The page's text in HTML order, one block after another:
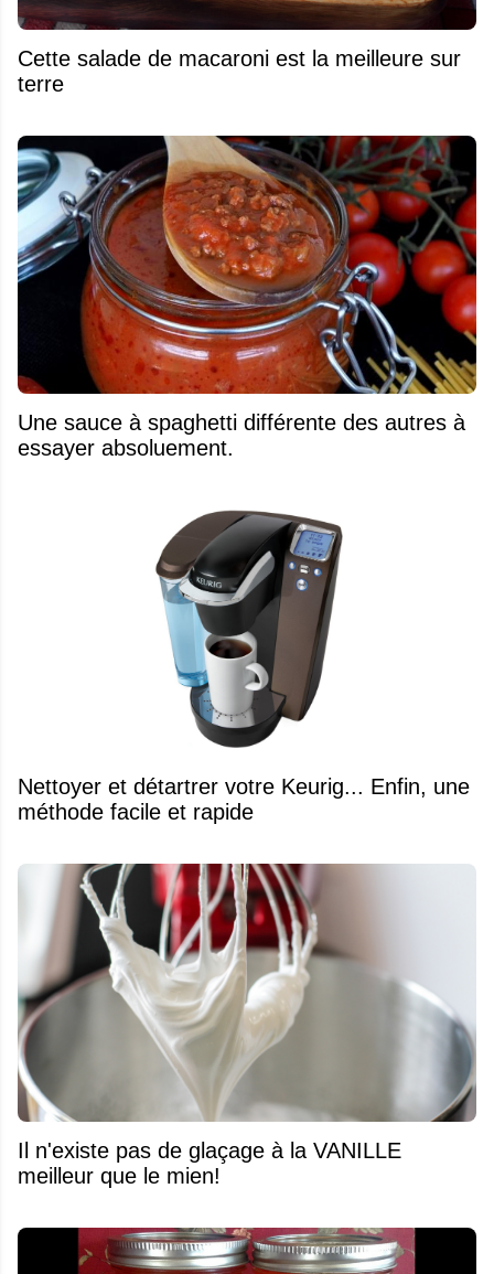
Cette salade de macaroni est la meilleure sur
terre
Une sauce à spaghetti différente des autres à
essayer absoluement.
Nettoyer et détartrer votre Keurig... Enfin, une
méthode facile et rapide
Il n'existe pas de glaçage à la VANILLE
meilleur que le mien!